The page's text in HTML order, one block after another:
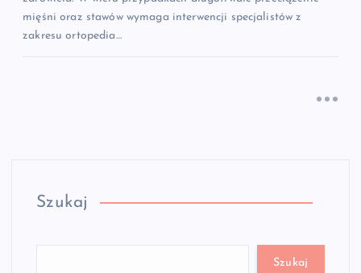
mięśni oraz stawów wymaga interwencji specjalistów z
zakresu ortopedia…
Szukaj
Szukaj